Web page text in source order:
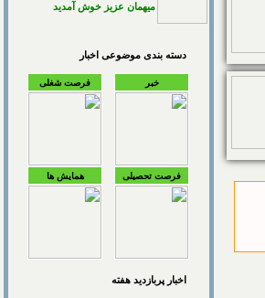
میهمان عزیز خوش آمدید
دسته بندی موضوعی اخبار
خبر فرصت شغلی
فرصت تحصیلی همایش ها
اخبار پربازديد هفته